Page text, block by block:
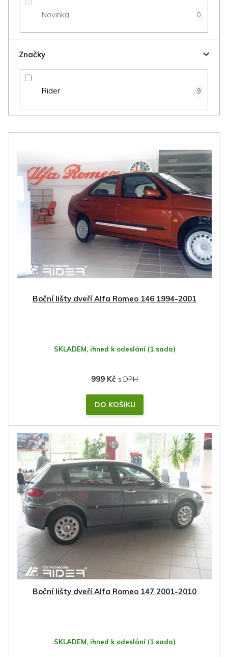
Novinka 0
Značky
Rider 9
Boční lišty dveří Alfa Romeo 146 1994-2001
SKLADEM, ihned k odeslání (1 sada)
999 Kč
DO KOŠÍKU
Boční lišty dveří Alfa Romeo 147 2001-2010
SKLADEM, ihned k odeslání (1 sada)